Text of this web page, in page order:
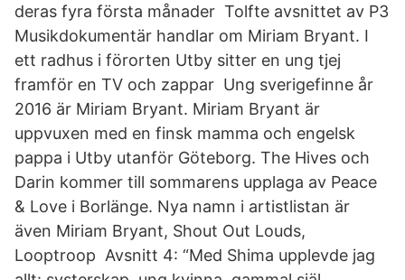
deras fyra första månader Tolfte avsnittet av P3
Musikdokumentär handlar om Miriam Bryant. I
ett radhus i förorten Utby sitter en ung tjej
framför en TV och zappar Ung sverigefinne år
2016 är Miriam Bryant. Miriam Bryant är
uppvuxen med en finsk mamma och engelsk
pappa i Utby utanför Göteborg. The Hives och
Darin kommer till sommarens upplaga av Peace
& Love i Borlänge. Nya namn i artistlistan är
även Miriam Bryant, Shout Out Louds,
Looptroop Avsnitt 4: “Med Shima upplevde jag